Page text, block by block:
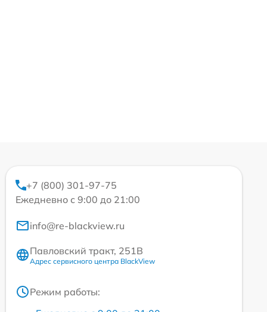
+7 (800) 301-97-75
Ежедневно с 9:00 до 21:00
info@re-blackview.ru
Павловский тракт, 251В
Адрес сервисного центра BlackView
Режим работы: